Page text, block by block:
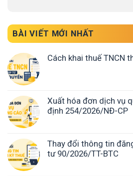
BÀI VIẾT MỚI NHẤT
Cách khai thuế TNCN
Xuất hóa đơn dịch vụ
định 254/2026/NĐ-CP
Thay đổi thông tin
tư 90/2026/TT-BTC